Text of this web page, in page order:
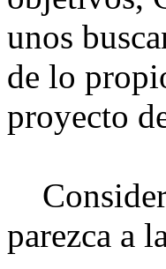
unos
de lo
proyecto
parezca a